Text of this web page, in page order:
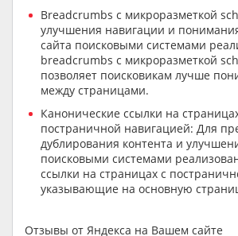
Breadcrumbs с микроразметкой
улучшения навигации и
сайта поисковыми системами
breadcrumbs с микроразметкой
позволяет поисковикам лучше
между страницами.
Канонические ссылки на
постраничной навигацией: Для
дублирования контента и
поисковыми системами
ссылки на страницах с
указывающие на основную
Отзывы от Яндекса на Вашем сайте